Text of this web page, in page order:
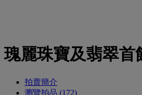
瑰麗珠寶及翡翠首
拍賣簡介
瀏覽拍品 (172)